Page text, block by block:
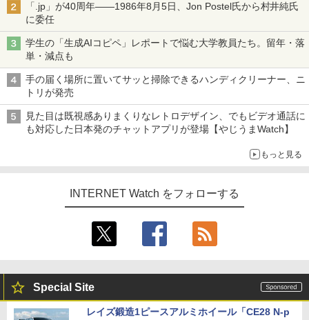
「.jp」が40周年――1986年8月5日、Jon Postel氏から村井純氏
に委任
学生の「生成AIコピペ」レポートで悩む大学教員たち。留年・落
単・減点も
手の届く場所に置いてサッと掃除できるハンディクリーナー、ニ
トリが発売
見た目は既視感ありまくりなレトロデザイン、でもビデオ通話に
も対応した日本発のチャットアプリが登場【やじうまWatch】
もっと見る
INTERNET Watch をフォローする
Special Site
レイズ鍛造1ピースアルミホイール「CE28 N-p